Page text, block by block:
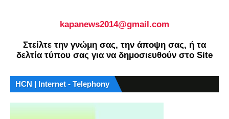
kapanews2014@gmail.com
Στείλτε την γνώμη σας, την άποψη σας, ή τα
δελτία τύπου σας για να δημοσιευθούν στο Site
HCN | Internet - Telephony